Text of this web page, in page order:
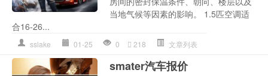
当地气候等因素的影响。 1.5匹空调适
合16-26...
sslake 01-25 0 218 文章列表
smater汽车报价